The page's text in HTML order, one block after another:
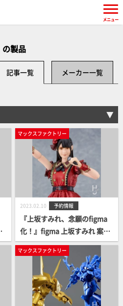
の製品
記事一覧 メーカー一覧
マックスファクトリー
2023.02.10 予約情報
『上坂すみれ、念願のfigma
化！』figma 上坂すみれ 案内
開始！
マックスファクトリー
メニュー